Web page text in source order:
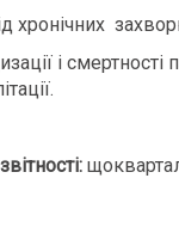
хронічних
і